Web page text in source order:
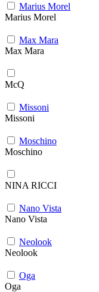
Marius Morel
Marius Morel
Max Mara
Max Mara
McQ
Missoni
Missoni
Moschino
Moschino
NINA RICCI
Nano Vista
Nano Vista
Neolook
Neolook
Oga
Oga